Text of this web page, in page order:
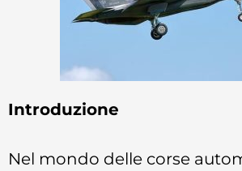
Introduzione
Nel mondo delle corse